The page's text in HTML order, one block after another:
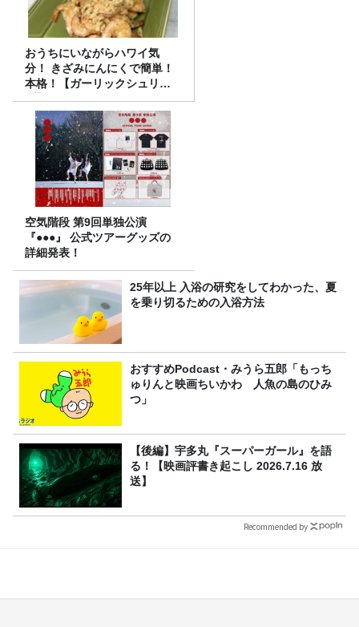
おうちにいながらハワイ気
分！ きざみにんにくで簡単！
本格！【ガーリックシュリン
プ】 桃屋のかんたんレシピ
空気階段 第9回単独公演
『●●●』 公式ツアーグッズの
詳細発表！
25年以上 入浴の研究をしてわかった、夏
を乗り切るための入浴方法
おすすめPodcast・みうら五郎「もっち
ゅりんと映画ちいかわ 人魚の島のひみ
つ」
【後編】宇多丸『スーパーガール』を語
る！【映画評書き起こし 2026.7.16 放
送】
Recommended by